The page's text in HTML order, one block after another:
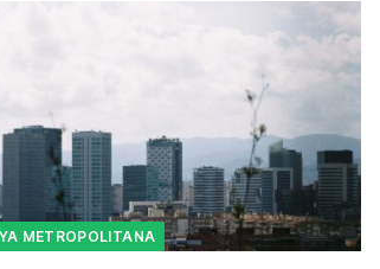
METROPOLITANA